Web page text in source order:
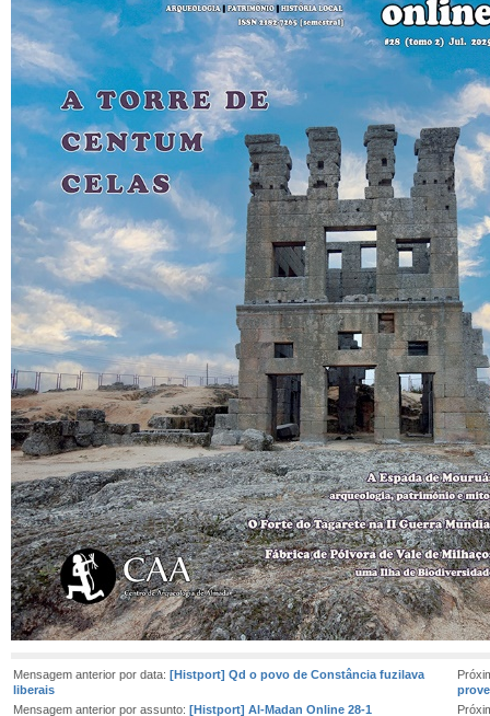
Mensagem anterior por data: [Histport] Qd o povo de Constância fuzilava
liberais
Mensagem anterior por assunto: [Histport] Al-Madan Online 28-1